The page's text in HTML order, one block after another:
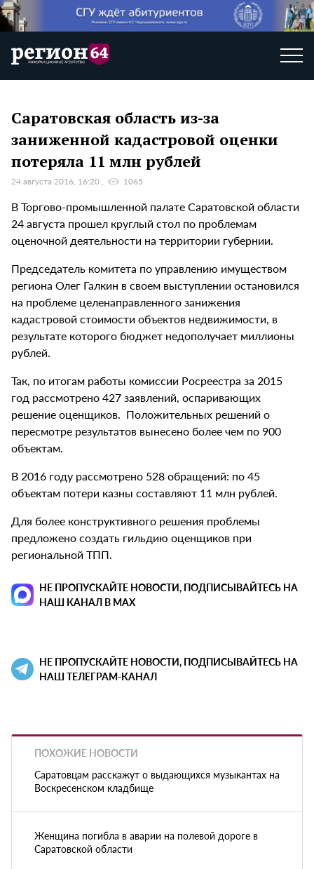
Саратовская область из-за
заниженной кадастровой оценки
потеряла 11 млн рублей
24 августа 2016, 16:20 1065
В Торгово-промышленной палате Саратовской области
24 августа прошел круглый стол по проблемам
оценочной деятельности на территории губернии.
Председатель комитета по управлению имуществом
региона Олег Галкин в своем выступлении остановился
на проблеме целенаправленного занижения
кадастровой стоимости объектов недвижимости, в
результате которого бюджет недополучает миллионы
рублей.
Так, по итогам работы комиссии Росреестра за 2015
год рассмотрено 427 заявлений, оспаривающих
решение оценщиков. Положительных решений о
пересмотре результатов вынесено более чем по 900
объектам.
В 2016 году рассмотрено 528 обращений: по 45
объектам потери казны составляют 11 млн рублей.
Для более конструктивного решения проблемы
предложено создать гильдию оценщиков при
региональной ТПП.
НЕ ПРОПУСКАЙТЕ НОВОСТИ, ПОДПИСЫВАЙТЕСЬ НА
НАШ КАНАЛ В MAX
НЕ ПРОПУСКАЙТЕ НОВОСТИ, ПОДПИСЫВАЙТЕСЬ НА
НАШ ТЕЛЕГРАМ-КАНАЛ
ПОХОЖИЕ НОВОСТИ
Саратовцам расскажут о выдающихся музыкантах на
Воскресенском кладбище
Женщина погибла в аварии на полевой дороге в
Саратовской области